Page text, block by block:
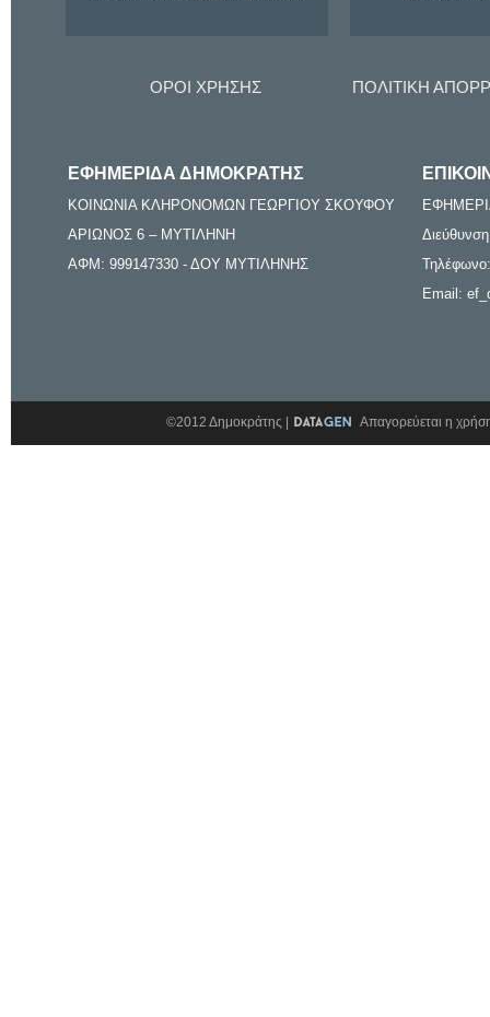
ΟΡΟΙ ΧΡΗΣΗΣ ΠΟΛΙΤΙΚΗ
ΕΦΗΜΕΡΙΔΑ ΔΗΜΟΚΡΑΤΗΣ
ΚΟΙΝΩΝΙΑ ΚΛΗΡΟΝΟΜΩΝ ΓΕΩΡΓΙΟΥ ΣΚΟΥΦΟΥ
ΑΡΙΩΝΟΣ 6 – ΜΥΤΙΛΗΝΗ
ΑΦΜ: 999147330 - ΔΟΥ ΜΥΤΙΛΗΝΗΣ
Email:
©2012 Δημοκράτης | Απαγορεύεται η